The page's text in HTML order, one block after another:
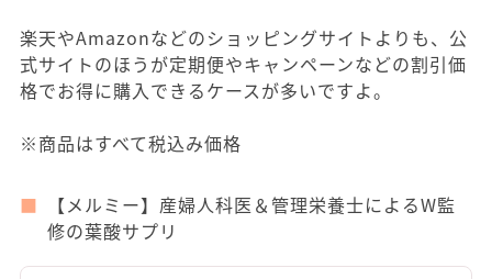
楽天やAmazonなどのショッピングサイトよりも、公
式サイトのほうが定期便やキャンペーンなどの割引価
格でお得に購入できるケースが多いですよ。
※商品はすべて税込み価格
【メルミー】産婦人科医＆管理栄養士によるW監
修の葉酸サプリ